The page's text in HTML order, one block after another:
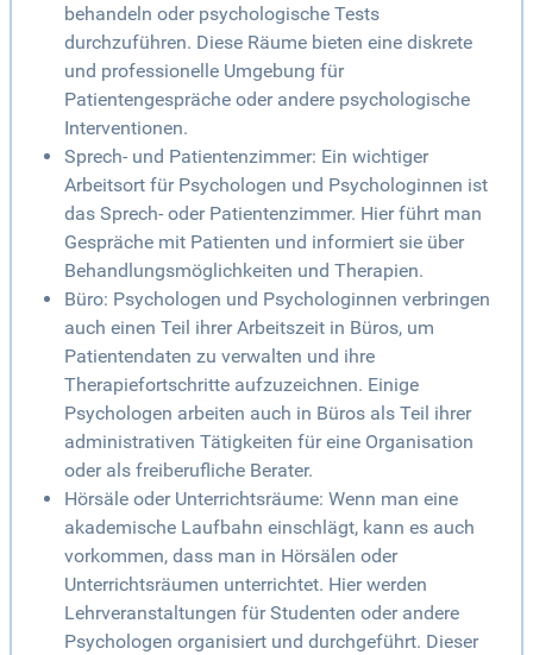
behandeln oder psychologische Tests
durchzuführen. Diese Räume bieten eine diskrete
und professionelle Umgebung für
Patientengespräche oder andere psychologische
Interventionen.
Sprech- und Patientenzimmer: Ein wichtiger
Arbeitsort für Psychologen und Psychologinnen ist
das Sprech- oder Patientenzimmer. Hier führt man
Gespräche mit Patienten und informiert sie über
Behandlungsmöglichkeiten und Therapien.
Büro: Psychologen und Psychologinnen verbringen
auch einen Teil ihrer Arbeitszeit in Büros, um
Patientendaten zu verwalten und ihre
Therapiefortschritte aufzuzeichnen. Einige
Psychologen arbeiten auch in Büros als Teil ihrer
administrativen Tätigkeiten für eine Organisation
oder als freiberufliche Berater.
Hörsäle oder Unterrichtsräume: Wenn man eine
akademische Laufbahn einschlägt, kann es auch
vorkommen, dass man in Hörsälen oder
Unterrichtsräumen unterrichtet. Hier werden
Lehrveranstaltungen für Studenten oder andere
Psychologen organisiert und durchgeführt. Dieser